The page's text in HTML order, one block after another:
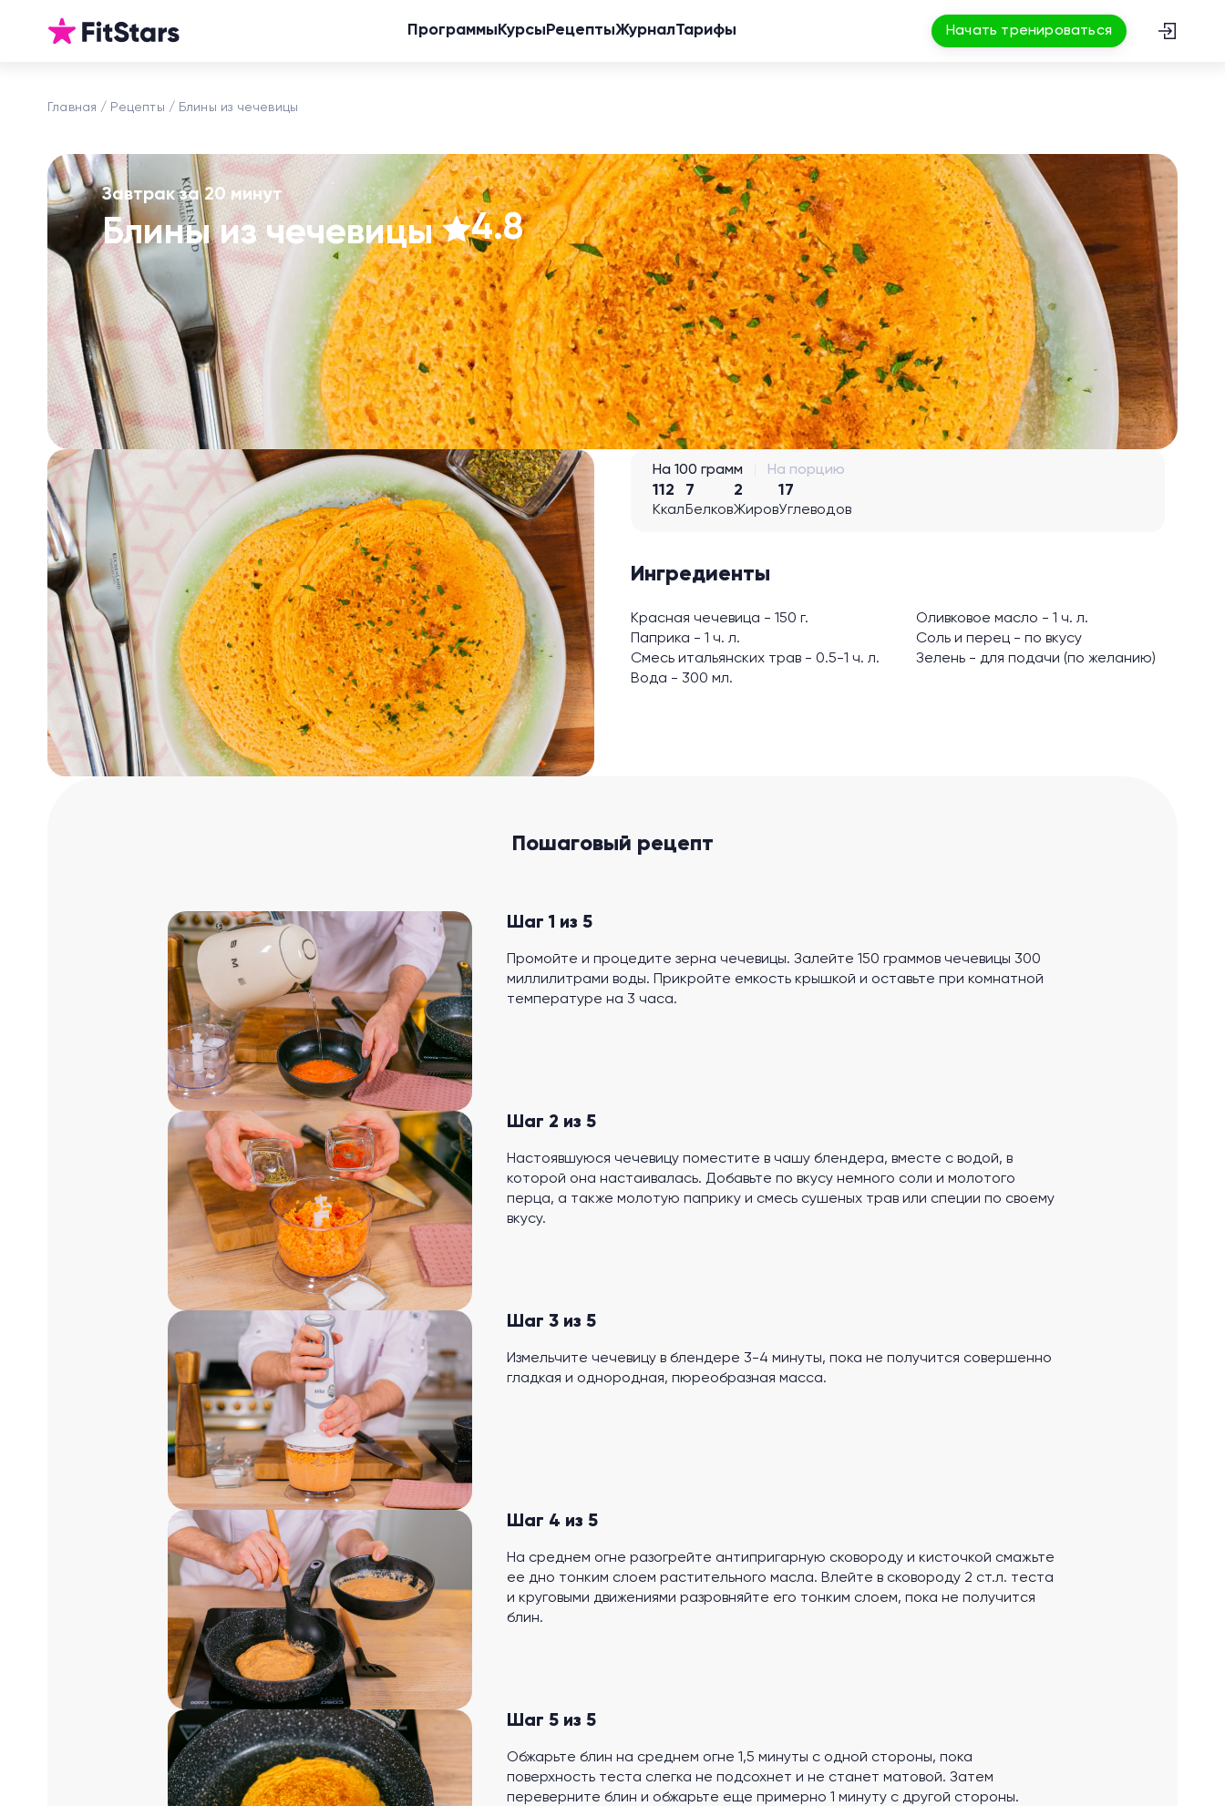
Программы Курсы РецептыЖурналТарифы Начать тренироваться
Главная Рецепты Блины из чечевицы
Завтрак за 20 минут
Блины из чечевицы 4.8
На 100 грамм На порцию
112
Ккал
7
Белков
2
Жиров
17
Углеводов
Ингредиенты
Красная чечевица - 150 г.
Паприка - 1 ч. л.
Смесь итальянских трав - 0.5-1 ч. л.
Вода - 300 мл.
Оливковое масло - 1 ч. л.
Соль и перец - по вкусу
Зелень - для подачи (по желанию)
Пошаговый рецепт
Шаг 1 из 5
Промойте и процедите зерна чечевицы. Залейте 150 граммов чечевицы 300
миллилитрами воды. Прикройте емкость крышкой и оставьте при комнатной
температуре на 3 часа.
Шаг 2 из 5
Настоявшуюся чечевицу поместите в чашу блендера, вместе с водой, в
которой она настаивалась. Добавьте по вкусу немного соли и молотого
перца, а также молотую паприку и смесь сушеных трав или специи по своему
вкусу.
Шаг 3 из 5
Измельчите чечевицу в блендере 3-4 минуты, пока не получится совершенно
гладкая и однородная, пюреобразная масса.
Шаг 4 из 5
На среднем огне разогрейте антипригарную сковороду и кисточкой смажьте
ее дно тонким слоем растительного масла. Влейте в сковороду 2 ст.л. теста
и круговыми движениями разровняйте его тонким слоем, пока не получится
блин.
Шаг 5 из 5
Обжарьте блин на среднем огне 1,5 минуты с одной стороны, пока
поверхность теста слегка не подсохнет и не станет матовой. Затем
переверните блин и обжарьте еще примерно 1 минуту с другой стороны.